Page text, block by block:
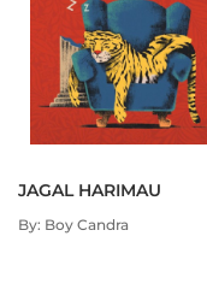
JAGAL HARIMAU
By: Boy Candra